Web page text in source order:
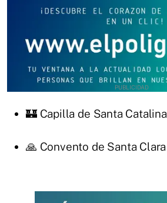
🏰 Capilla de Santa Catalina
🙏 Convento de Santa Clara